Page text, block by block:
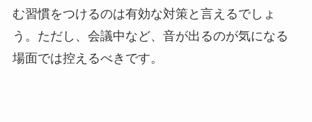
む習慣をつけるのは有効な対策と言えるでしょ
う。ただし、会議中など、音が出るのが気になる
場面では控えるべきです。